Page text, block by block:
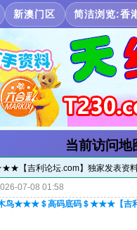
新澳门区 简洁浏览:香
当前访问地
【吉利论坛.com】独家发表资
07-08 01:58
木鸟★★★＄高码底码＄★★★【吉